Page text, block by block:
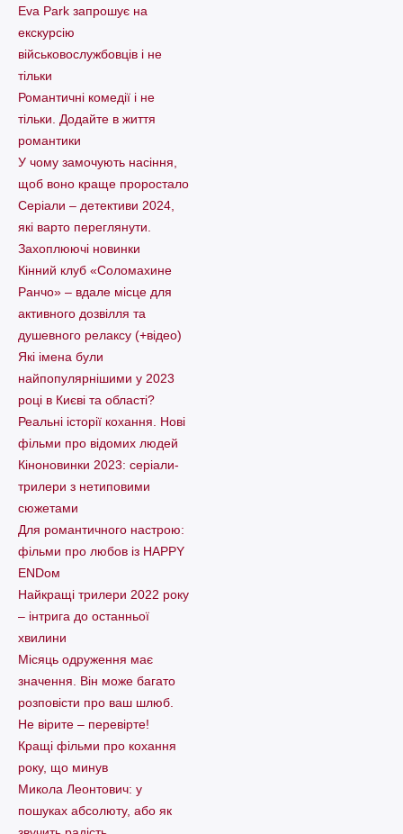
Eva Park запрошує на
екскурсію
військовослужбовців і не
тільки
Романтичні комедії і не
тільки. Додайте в життя
романтики
У чому замочують насіння,
щоб воно краще проростало
Серіали – детективи 2024,
які варто пеpеглянути.
Захоплюючі новинки
Кінний клуб «Соломахине
Ранчо» – вдале місце для
активного дозвілля та
душевного релаксу (+відео)
Які імена були
найпопулярнішими у 2023
році в Києві та області?
Реальні історії кохання. Нові
фільми про відомих людей
Кіноновинки 2023: серіали-
трилери з нетиповими
сюжетами
Для романтичного настрою:
фільми про любов із HAPPY
ENDом
Найкращі трилери 2022 року
– інтрига до останньої
хвилини
Місяць одруження має
значення. Він може багато
розповісти про ваш шлюб.
Не вірите – перевірте!
Кращі фільми про кохання
року, що минув
Микола Леонтович: у
пошуках абсолюту, або як